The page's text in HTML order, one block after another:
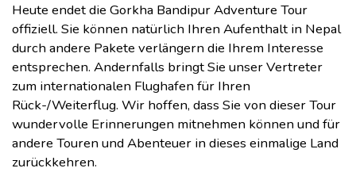
Heute endet die Gorkha Bandipur Adventure Tour
offiziell. Sie können natürlich Ihren Aufenthalt in Nepal
durch andere Pakete verlängern die Ihrem Interesse
entsprechen. Andernfalls bringt Sie unser Vertreter
zum internationalen Flughafen für Ihren
Rück-/Weiterflug. Wir hoffen, dass Sie von dieser Tour
wundervolle Erinnerungen mitnehmen können und für
andere Touren und Abenteuer in dieses einmalige Land
zurückkehren.